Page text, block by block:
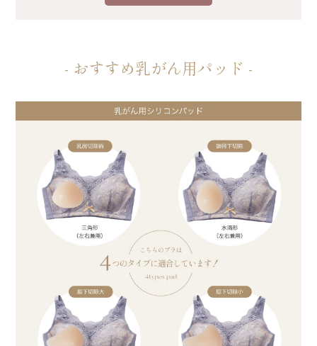
- おすすめ乳がん用パッド -